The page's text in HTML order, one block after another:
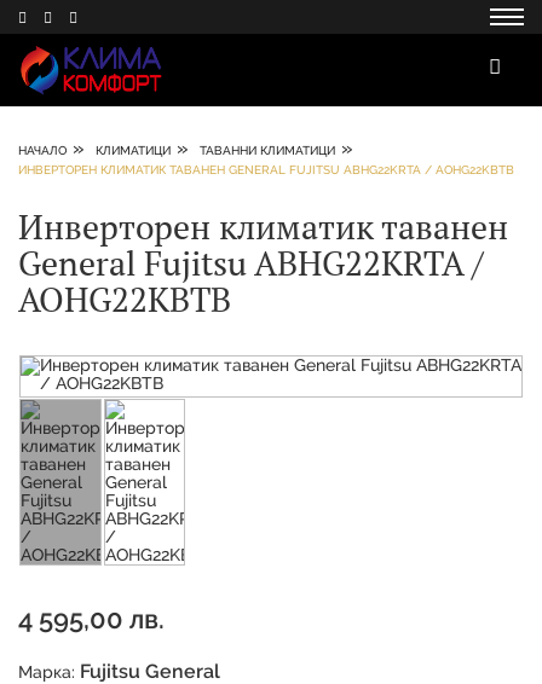
НАЧАЛО » КЛИМАТИЦИ » ТАВАННИ КЛИМАТИЦИ »
ИНВЕРТОРЕН КЛИМАТИК ТАВАНЕН GENERAL FUJITSU ABHG22KRTA / AOHG22KBTB
Инверторен климатик таванен
General Fujitsu ABHG22KRTA /
AOHG22KBTB
4 595,00 лв.
Марка: Fujitsu General